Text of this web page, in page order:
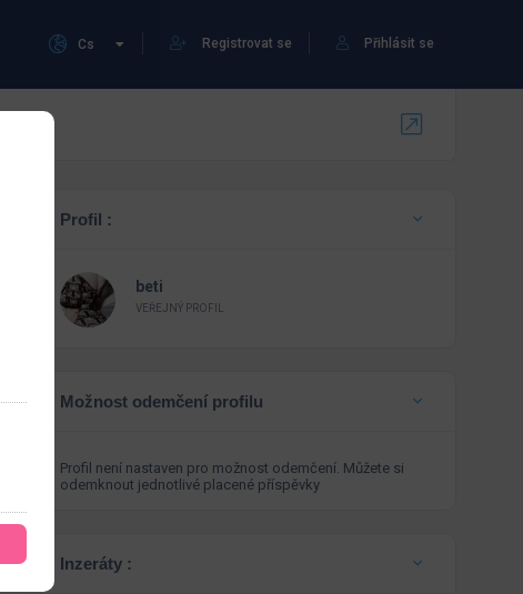
Přihlásit se
Registrovat se
Cs
Profil :
beti
VEŘEJNÝ PROFIL
Možnost odemčení profilu
Profil není nastaven pro možnost odemčení. Můžete si
odemknout jednotlivé placené příspěvky
Inzeráty :